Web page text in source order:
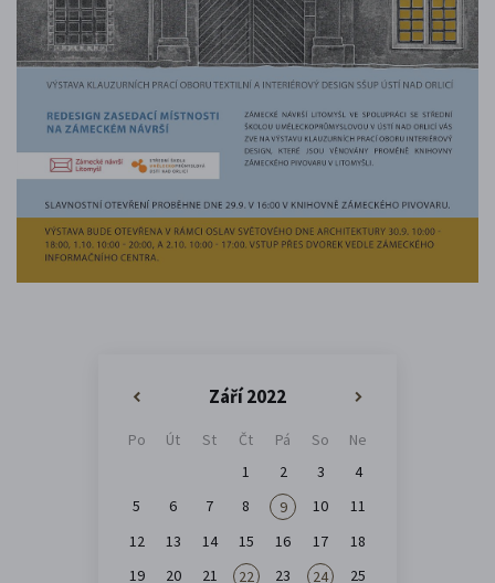
Září 2022
Po Út St Čt Pá So
Ne
1
2 3
4
5
6 7 8 9 10
11
12
13 14 15 16 17
18
19
20 21 22 23 24
25